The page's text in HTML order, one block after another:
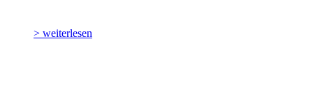
> weiterlesen